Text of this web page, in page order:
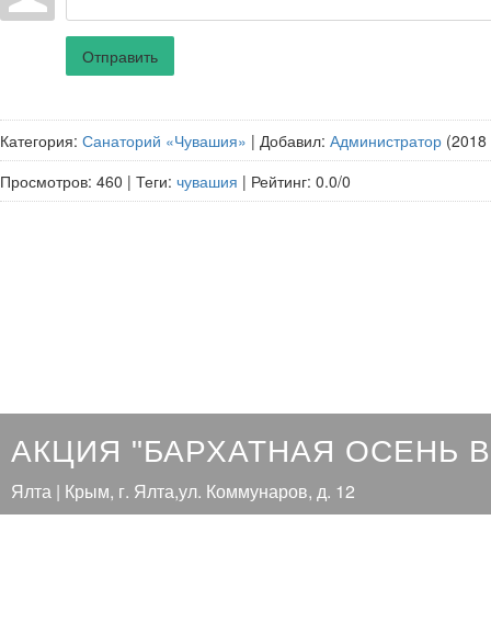
Отправить
Категория: Санаторий «Чувашия» | Добавил: Администратор (2018
Просмотров: 460 | Теги: чувашия | Рейтинг: 0.0/0
АКЦИЯ "БАРХАТНАЯ ОСЕНЬ
Ялта | Крым, г. Ялта,ул. Коммунаров, д. 12